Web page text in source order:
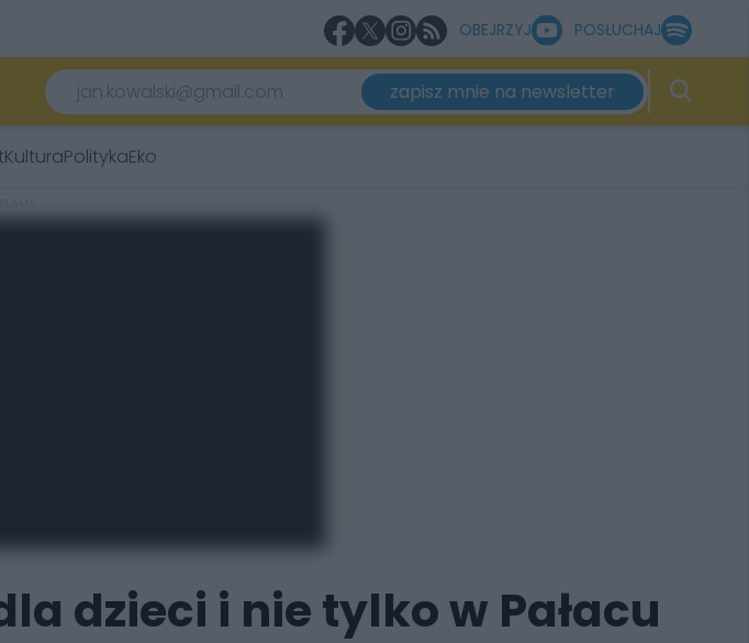
OBEJRZYJ POSŁUCHAJ
zapisz mnie na newsletter
KulturaPolitykaEko
dzieci i nie tylko w Pałacu